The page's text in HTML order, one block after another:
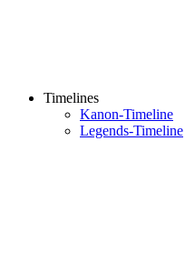
Timelines
Kanon-Timeline
Legends-Timeline